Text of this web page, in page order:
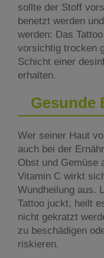
sollte der Stoff
benetzt werden
werden: Das
vorsichtig trocken
Schicht einer
erhalten.
Gesunde
Wer seiner Haut
auch bei der
Obst und Gemüse
Vitamin C wirkt
Wundheilung aus.
Tattoo juckt, heilt
nicht gekratzt
zu beschädigen
riskieren.